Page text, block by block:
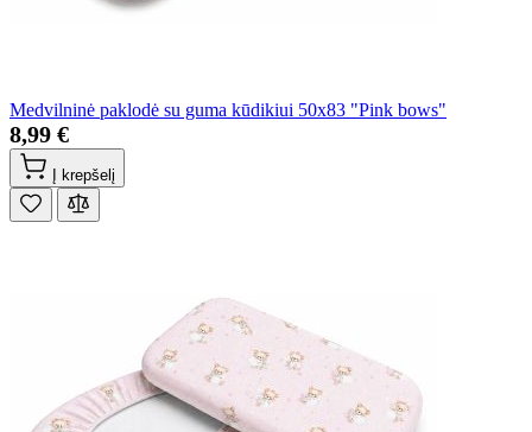
Medvilninė paklodė su guma kūdikiui 50x83 "Pink bows"
8,99 €
Į krepšelį